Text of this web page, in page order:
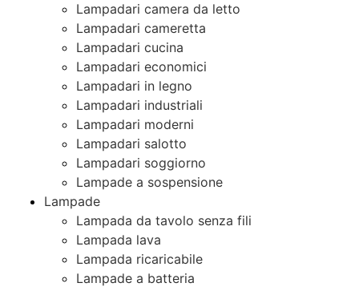
Lampadari camera da letto
Lampadari cameretta
Lampadari cucina
Lampadari economici
Lampadari in legno
Lampadari industriali
Lampadari moderni
Lampadari salotto
Lampadari soggiorno
Lampade a sospensione
Lampade
Lampada da tavolo senza fili
Lampada lava
Lampada ricaricabile
Lampade a batteria